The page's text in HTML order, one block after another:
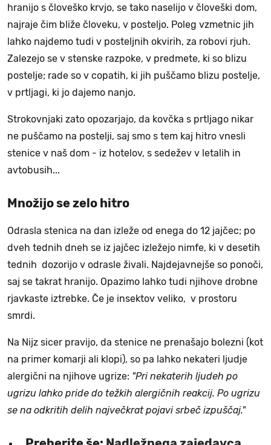
hranijo s človeško krvjo, se tako naselijo v človeški dom,
najraje čim bliže človeku, v posteljo. Poleg vzmetnic jih
lahko najdemo tudi v posteljnih okvirih, za robovi rjuh.
Zalezejo se v stenske razpoke, v predmete, ki so blizu
postelje; rade so v copatih, ki jih puščamo blizu postelje,
v prtljagi, ki jo dajemo nanjo.
Strokovnjaki zato opozarjajo, da kovčka s prtljago nikar
ne puščamo na postelji, saj smo s tem kaj hitro vnesli
stenice v naš dom - iz hotelov, s sedežev v letalih in
avtobusih...
Množijo se zelo hitro
Odrasla stenica na dan izleže od enega do 12 jajčec; po
dveh tednih dneh se iz jajčec izležejo nimfe, ki v desetih
tednih dozorijo v odrasle živali. Najdejavnejše so ponoči,
saj se takrat hranijo. Opazimo lahko tudi njihove drobne
rjavkaste iztrebke. Če je insektov veliko, v prostoru
smrdi.
Na Nijz sicer pravijo, da stenice ne prenašajo bolezni (kot
na primer komarji ali klopi), so pa lahko nekateri ljudje
alergični na njihove ugrize: "Pri nekaterih ljudeh po
ugrizu lahko pride do težkih alergičnih reakcij. Po ugrizu
se na odkritih delih največkrat pojavi srbeč izpuščaj."